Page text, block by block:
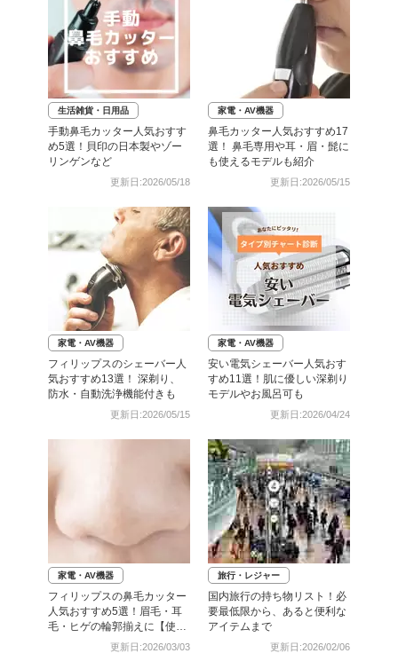
生活雑貨・日用品
手動鼻毛カッター人気おすす
め5選！貝印の日本製やゾー
リンゲンなど
更新日:2026/05/18
家電・AV機器
鼻毛カッター人気おすすめ17
選！ 鼻毛専用や耳・眉・髭に
も使えるモデルも紹介
更新日:2026/05/15
家電・AV機器
フィリップスのシェーバー人
気おすすめ13選！ 深剃り、
防水・自動洗浄機能付きも
更新日:2026/05/15
家電・AV機器
安い電気シェーバー人気おす
すめ11選！肌に優しい深剃り
モデルやお風呂可も
更新日:2026/04/24
家電・AV機器
フィリップスの鼻毛カッター
人気おすすめ5選！眉毛・耳
毛・ヒゲの輪郭揃えに【使い
更新日:2026/03/03
旅行・レジャー
国内旅行の持ち物リスト！必
要最低限から、あると便利な
アイテムまで
更新日:2026/02/06